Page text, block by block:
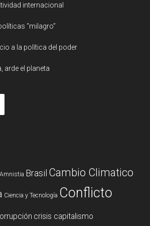
internacional
“milagro”
a la política del poder
arde el planeta
Amnistia Brasil Cambio Climatico
Ciencia y Tecnología Conflicto
crisis capitalismo